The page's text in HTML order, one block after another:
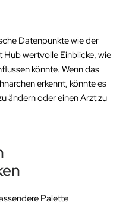
Datenpunkte wie der
wertvolle Einblicke, wie
könnte. Wenn das
erkennt, könnte es
ändern oder einen Arzt zu
Palette